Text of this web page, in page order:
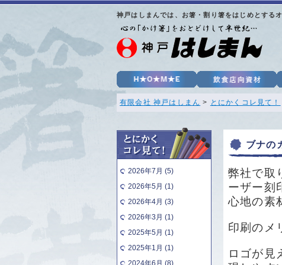
神戸はしまんでは、お箸・割り箸をはじめとする
有限会社 神戸はしまん > とにかくコレ見て！
ブナの
弊社で取
ーザー刻
心地の素
印刷のメ
ロゴが見
2026年7月 (5)
2026年5月 (1)
2026年4月 (3)
2026年3月 (1)
2025年5月 (1)
2025年1月 (1)
2024年6月 (8)